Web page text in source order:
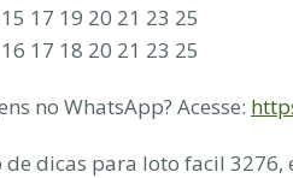
17 19 20 21 23 25
17 18 20 21 23 25
no WhatsApp? Acesse:
dicas para loto facil